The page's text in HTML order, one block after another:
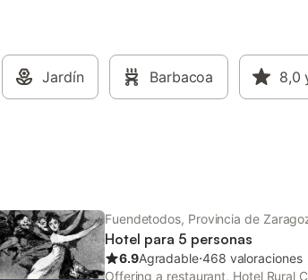
Jardín Barbacoa 8,0
Fuendetodos, Provincia de
Hotel para 5 personas
6.9Agradable⋅468 valoraciones
Offering a restaurant, Hotel Rural